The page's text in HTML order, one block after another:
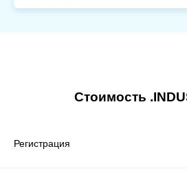
Стоимость
Регистрация